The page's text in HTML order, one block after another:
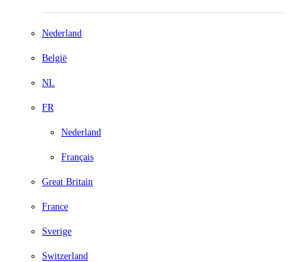
Nederland
België
NL
FR
Nederland
Français
Great Britain
France
Sverige
Switzerland